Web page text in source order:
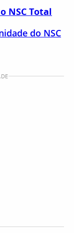
NSC Total
do NSC